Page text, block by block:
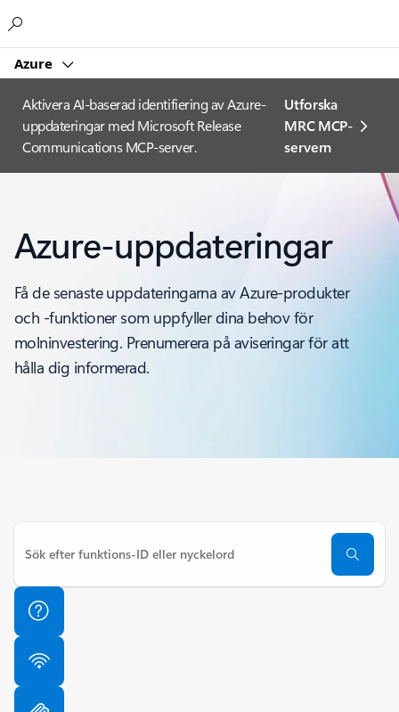
Azure
Aktivera AI-baserad identifiering av Azure-
uppdateringar med Microsoft Release
Communications MCP-server.
Utforska
MRC MCP-
servern
Azure-uppdateringar
Få de senaste uppdateringarna av Azure-produkter
och -funktioner som uppfyller dina behov för
molninvestering. Prenumerera på aviseringar för att
hålla dig informerad.